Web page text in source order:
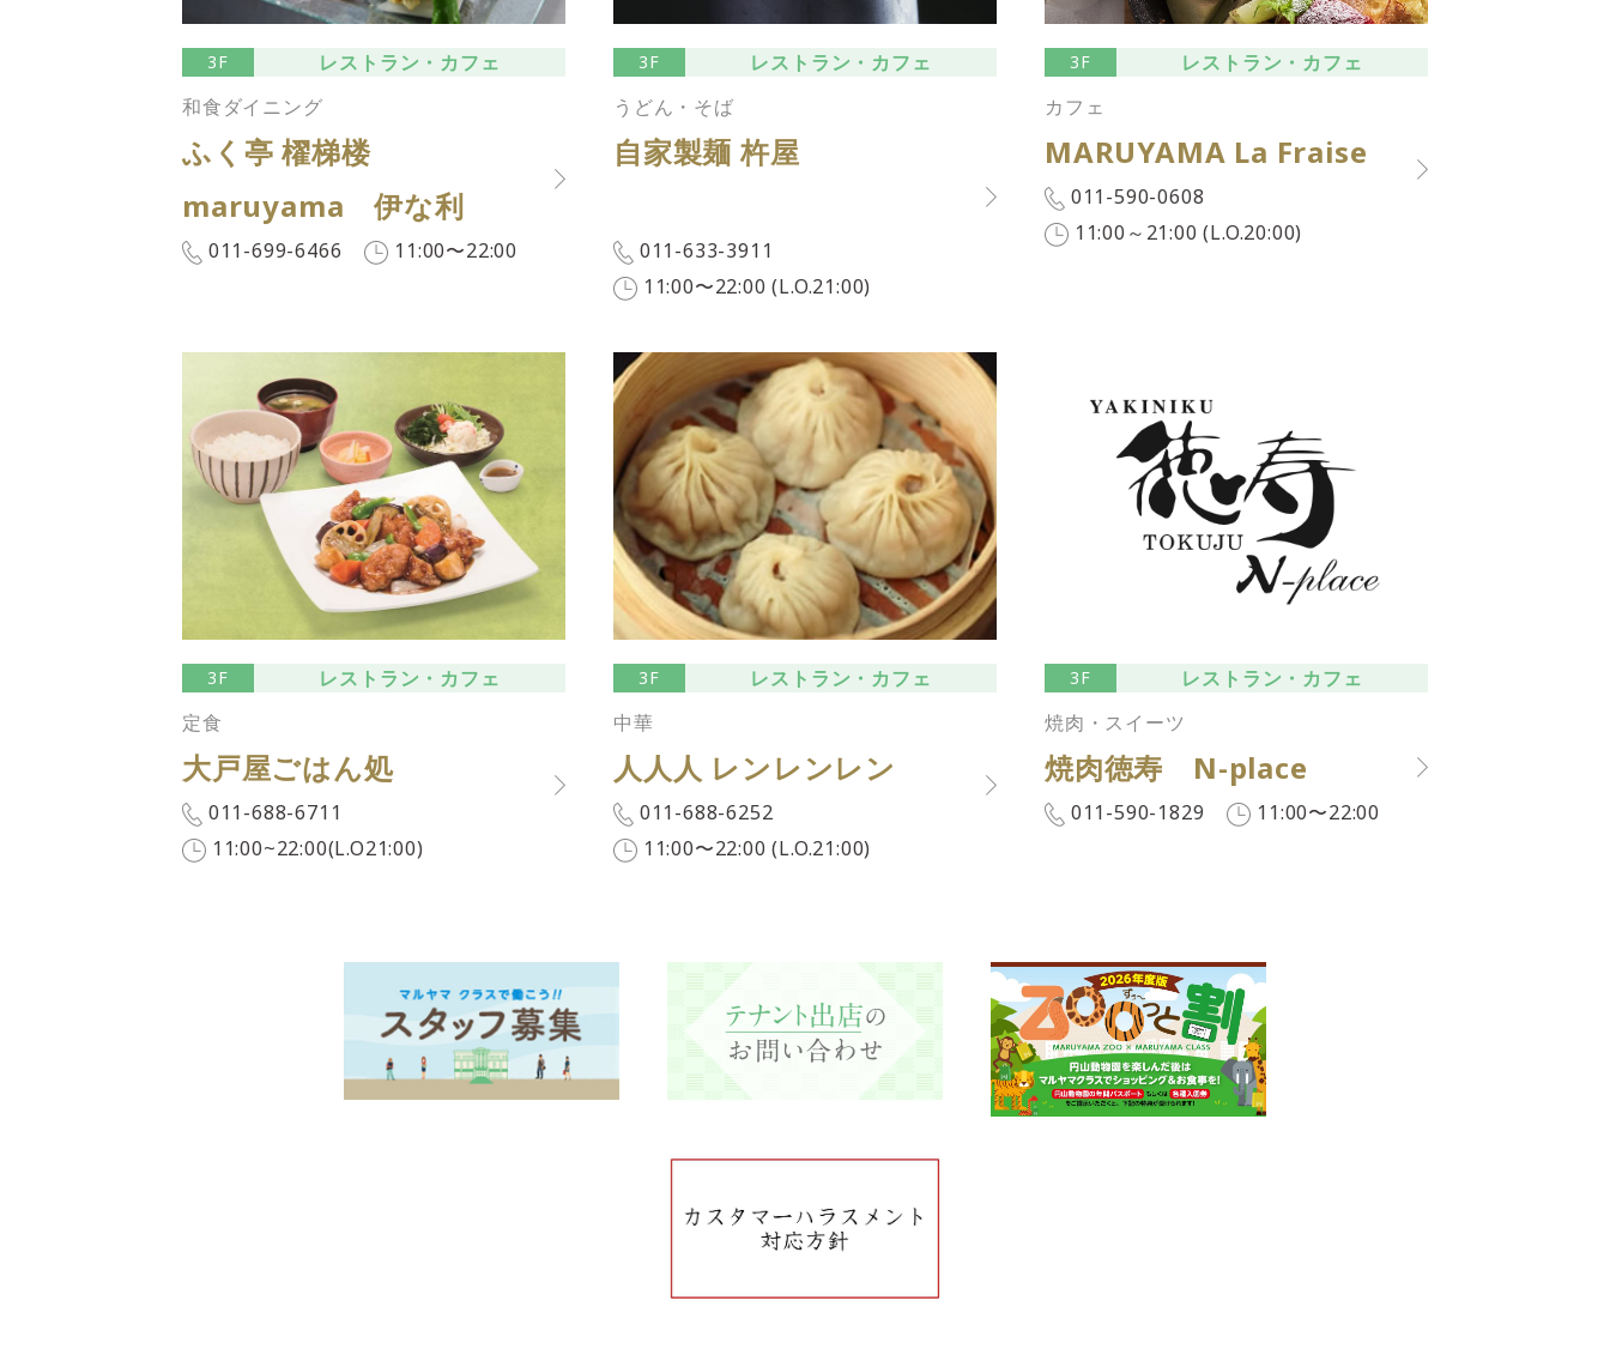
3F
レストラン・カフェ
和食ダイニング
ふく亭 櫂梯楼
maruyama 伊な利
011-699-6466 11:00〜22:00
3F
レストラン・カフェ
うどん・そば
自家製麺 杵屋
011-633-3911
11:00〜22:00 (L.O.21:00)
3F
レストラン・カフェ
カフェ
MARUYAMA La Fraise
011-590-0608
11:00～21:00 (L.O.20:00)
3F
レストラン・カフェ
定食
大戸屋ごはん処
011-688-6711
11:00~22:00(L.O21:00)
3F
レストラン・カフェ
中華
人人人 レンレンレン
011-688-6252
11:00〜22:00 (L.O.21:00)
3F
レストラン・カフェ
焼肉・スイーツ
焼肉徳寿 N-place
011-590-1829 11:00〜22:00